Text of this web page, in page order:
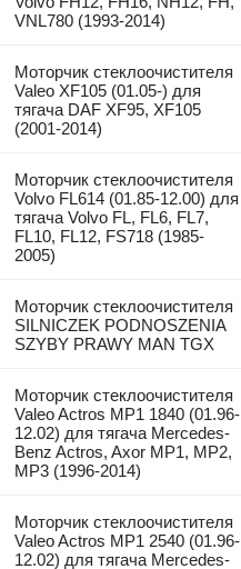
VNL780 (1993-2014)
Моторчик стеклоочистителя
Valeo XF105 (01.05-) для
тягача DAF XF95, XF105
(2001-2014)
Моторчик стеклоочистителя
Volvo FL614 (01.85-12.00) для
тягача Volvo FL, FL6, FL7,
FL10, FL12, FS718 (1985-
2005)
Моторчик стеклоочистителя
SILNICZEK PODNOSZENIA
SZYBY PRAWY MAN TGX
Моторчик стеклоочистителя
Valeo Actros MP1 1840 (01.96-
12.02) для тягача Mercedes-
Benz Actros, Axor MP1, MP2,
MP3 (1996-2014)
Моторчик стеклоочистителя
Valeo Actros MP1 2540 (01.96-
12.02) для тягача Mercedes-